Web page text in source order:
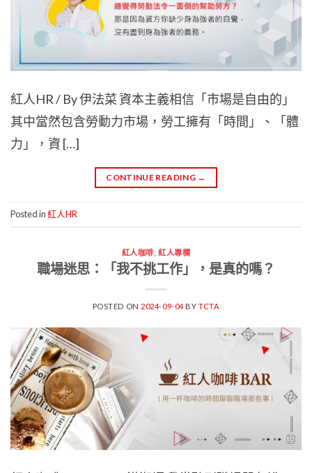
紅人HR / By 伊法菜 資本主義相信「市場是自由的」
其中當然包含勞動力市場，勞工擁有「時間」、「體
力」，資 […]
CONTINUE READING →
Posted in紅人HR
紅人咖啡,紅人專欄
職場迷思：「我不挑工作」，是真的嗎？
POSTED ON 2024-09-04BYTCTA